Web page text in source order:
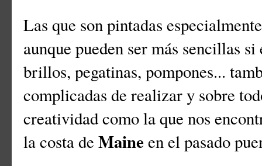
Las que son pintadas
aunque pueden ser más sencillas
brillos, pegatinas, pompones...
complicadas de realizar y sobre
creatividad como la que nos
la costa de Maine en el pasado